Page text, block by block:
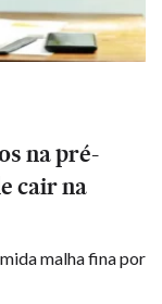
na pré-
cair na
malha fina por